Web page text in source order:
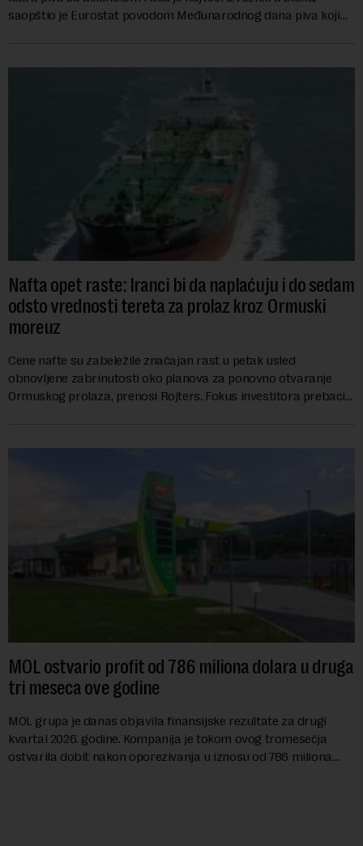
saopštio je Eurostat povodom Međunarodnog dana piva koji
Nafta opet raste: Iranci bi da naplaćuju i do sedam
odsto vrednosti tereta za prolaz kroz Ormuski
moreuz
Cene nafte su zabeležile značajan rast u petak usled
obnovljene zabrinutosti oko planova za ponovno otvaranje
Ormuskog prolaza, prenosi Rojters. Fokus investitora prebacio
MOL ostvario profit od 786 miliona dolara u druga
tri meseca ove godine
MOL grupa je danas objavila finansijske rezultate za drugi
kvartal 2026. godine. Kompanija je tokom ovog tromesečja
ostvarila dobit nakon oporezivanja u iznosu od 786 miliona